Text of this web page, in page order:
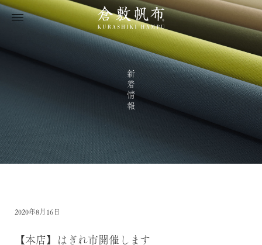
新着情報
2020年8月16日
【本店】はぎれ市開催します